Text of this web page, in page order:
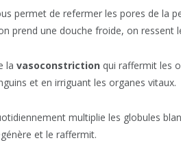
permet de refermer les pores de la
prend une douche froide, on ressent
la vasoconstriction qui raffermit les
et en irriguant les organes vitaux.
multiplie les globules
et le raffermit.